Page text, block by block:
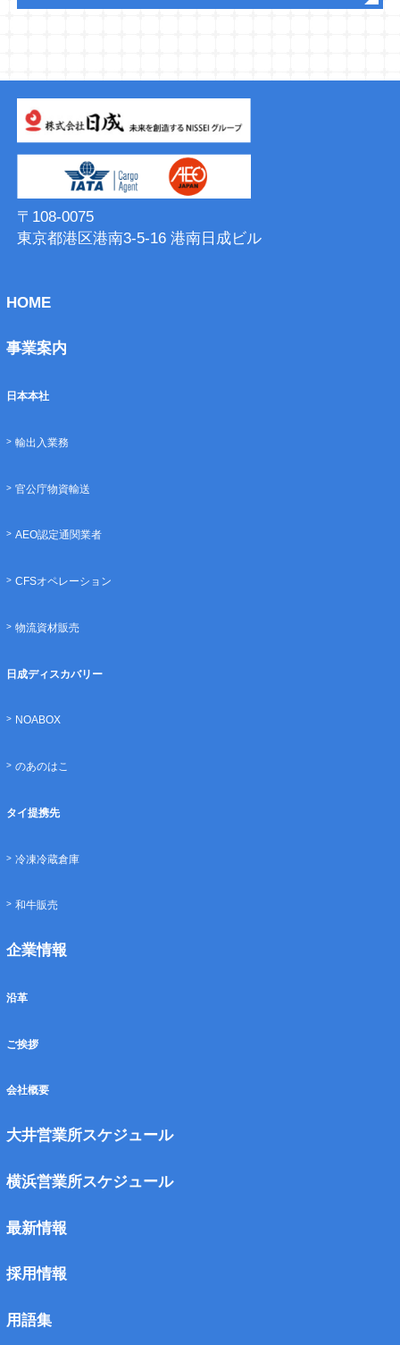
〒108-0075
東京都港区港南3-5-16 港南⽇成ビル
HOME
事業案内
日本本社
輸出入業務
官公庁物資輸送
AEO認定通関業者
CFSオペレーション
物流資材販売
日成ディスカバリー
NOABOX
のあのはこ
タイ提携先
冷凍冷蔵倉庫
和牛販売
企業情報
沿革
ご挨拶
会社概要
大井営業所スケジュール
横浜営業所スケジュール
最新情報
採⽤情報
用語集